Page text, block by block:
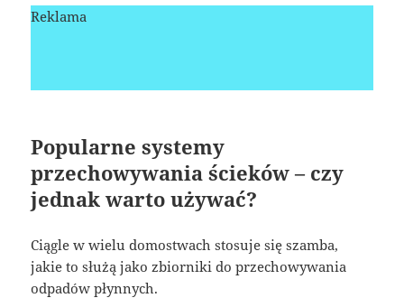
Reklama
Popularne systemy
przechowywania ścieków – czy
jednak warto używać?
Ciągle w wielu domostwach stosuje się szamba,
jakie to służą jako zbiorniki do przechowywania
odpadów płynnych.